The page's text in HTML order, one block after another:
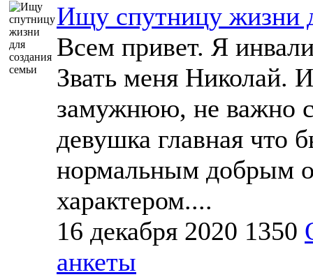
Ищу спутницу жизни
Всем привет. Я
Звать меня Николай.
замужнюю, не важно с
девушка главная что
нормальным добрым
характером....
16 декабря 2020 1350
анкеты